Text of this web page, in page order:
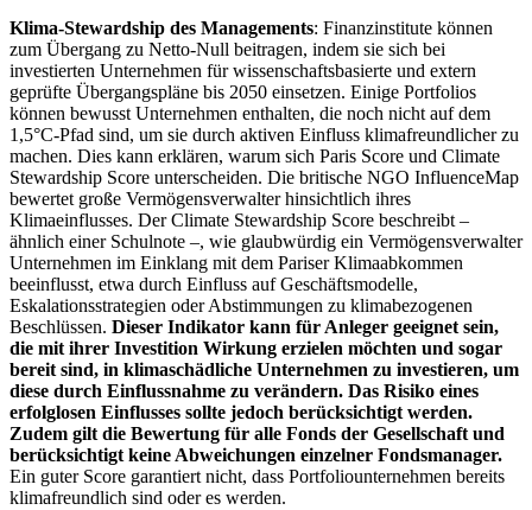
Klima-Stewardship des Managements: Finanzinstitute können
zum Übergang zu Netto-Null beitragen, indem sie sich bei
investierten Unternehmen für wissenschaftsbasierte und extern
geprüfte Übergangspläne bis 2050 einsetzen. Einige Portfolios
können bewusst Unternehmen enthalten, die noch nicht auf dem
1,5°C-Pfad sind, um sie durch aktiven Einfluss klimafreundlicher zu
machen. Dies kann erklären, warum sich Paris Score und Climate
Stewardship Score unterscheiden. Die britische NGO InfluenceMap
bewertet große Vermögensverwalter hinsichtlich ihres
Klimaeinflusses. Der Climate Stewardship Score beschreibt –
ähnlich einer Schulnote –, wie glaubwürdig ein Vermögensverwalter
Unternehmen im Einklang mit dem Pariser Klimaabkommen
beeinflusst, etwa durch Einfluss auf Geschäftsmodelle,
Eskalationsstrategien oder Abstimmungen zu klimabezogenen
Beschlüssen. Dieser Indikator kann für Anleger geeignet sein,
die mit ihrer Investition Wirkung erzielen möchten und sogar
bereit sind, in klimaschädliche Unternehmen zu investieren, um
diese durch Einflussnahme zu verändern. Das Risiko eines
erfolglosen Einflusses sollte jedoch berücksichtigt werden.
Zudem gilt die Bewertung für alle Fonds der Gesellschaft und
berücksichtigt keine Abweichungen einzelner Fondsmanager.
Ein guter Score garantiert nicht, dass Portfoliounternehmen bereits
klimafreundlich sind oder es werden.